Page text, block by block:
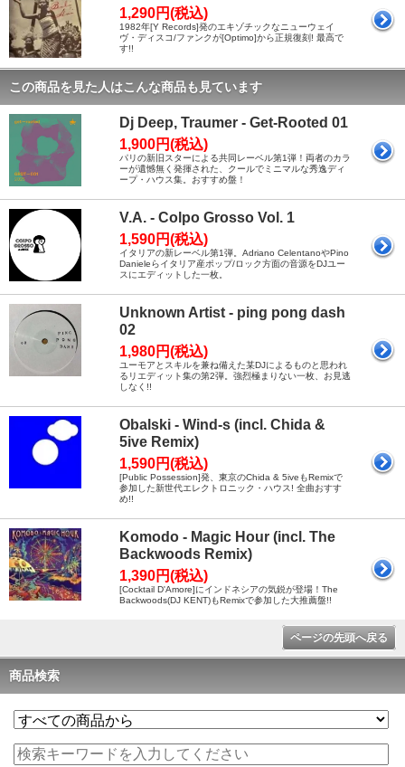
1,290円(税込)
1982年[Y Records]発のエキゾチックなニューウェイ
ヴ・ディスコ/ファンクが[Optimo]から正規復刻! 最高で
す!!
この商品を見た人はこんな商品も見ています
Dj Deep, Traumer - Get-Rooted 01
1,900円(税込)
パリの新旧スターによる共同レーベル第1弾！両者のカラ
ーが遺憾無く発揮された、クールでミニマルな秀逸ディ
ープ・ハウス集。おすすめ盤！
V.A. - Colpo Grosso Vol. 1
1,590円(税込)
イタリアの新レーベル第1弾。Adriano CelentanoやPino
Danieleらイタリア産ポップ/ロック方面の音源をDJユー
スにエディットした一枚。
Unknown Artist - ping pong dash
02
1,980円(税込)
ユーモアとスキルを兼ね備えた某DJによるものと思われ
るリエディット集の第2弾。強烈極まりない一枚、お見逃
しなく!!
Obalski - Wind-s (incl. Chida &
5ive Remix)
1,590円(税込)
[Public Possession]発、東京のChida & 5iveもRemixで
参加した新世代エレクトロニック・ハウス! 全曲おすす
め!!
Komodo - Magic Hour (incl. The
Backwoods Remix)
1,390円(税込)
[Cocktail D'Amore]にインドネシアの気鋭が登場！The
Backwoods(DJ KENT)もRemixで参加した大推薦盤!!
ページの先頭へ戻る
商品検索